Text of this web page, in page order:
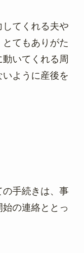
てくれる夫や
てもありがた
いてくれる周
ように産後を
手続きは、事
の連絡ととっ